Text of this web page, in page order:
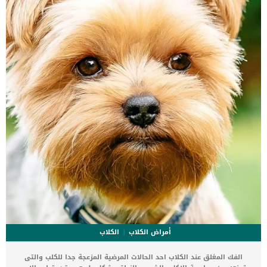
بعض التحاليل الروتينية للتأكد من قدرة الكلب الصحة التي تسمح له بتحمل
التخدير الكلى.عند تحديد موعد العملية سيطلب منك الطبيب البيطرى صيام
كلبك […]
أمراض الكلاب
الكلاب
الفك المغلق عند الكلاب احد الحالات المرضية المزعجة جدا للكلب والتى